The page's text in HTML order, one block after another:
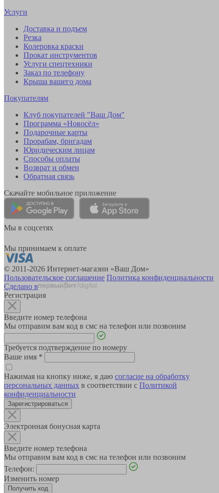
Услуги
Доставка и подъем
Резка
Колеровка краски
Прокат инструментов
Услуги спецтехники
Заказ по телефону
Крыша вашего дома
Покупателям
Клуб покупателей "Ваш Дом"
Программа «Новосёл»
Подарочные карты
Прорабам, бригадам
Юридическим лицам
Способы оплаты
Возврат и обмен
Обратная связь
Скачайте мобильное приложение
Мы в соцсетях
Мы принимаем к оплате
© 2011-2026 Интернет-магазин «Ваш Дом»
Пользовательское соглашение Политика конфиденциальности
Сделано в
Регистрация
Введите номер телефона
Мы отправим вам код в смс на телефон или позвоним
Требуется подтверждение по номеру
Ваше имя *
Нажимая на кнопку ниже, я даю согласие на обработку
персональных данных в соответствии с Политикой
конфиденциальности
Зарегистрироваться
Электронная бонусная карта
Введите номер телефона
Мы отправим вам код в смс на телефон или позвоним
Телефон:
Изменить номер